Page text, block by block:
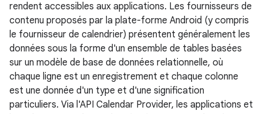
rendent accessibles aux applications. Les fournisseurs de
contenu proposés par la plate-forme Android (y compris
le fournisseur de calendrier) présentent généralement les
données sous la forme d'un ensemble de tables basées
sur un modèle de base de données relationnelle, où
chaque ligne est un enregistrement et chaque colonne
est une donnée d'un type et d'une signification
particuliers. Via l'API Calendar Provider, les applications et